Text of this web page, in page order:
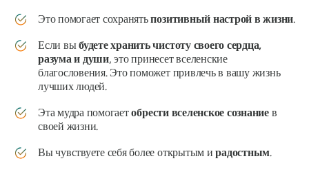
Это помогает сохранятьпозитивный настрой в жизни.
Если выбудете хранить чистоту своего сердца,
разума и души, это принесет вселенские
благословения. Это поможет привлечь в вашу жизнь
лучших людей.
Этамудрапомогаетобрести вселенское сознание в
своей жизни.
Вы чувствуете себя более открытым ирадостным.